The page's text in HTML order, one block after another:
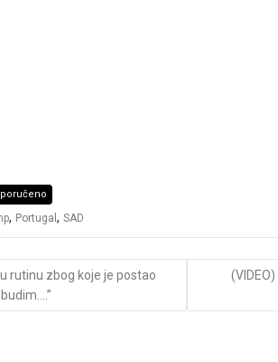
, Portugal , SAD
rutinu zbog koje je postao